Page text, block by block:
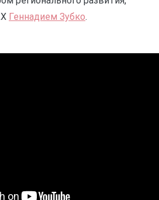
Геннадием Зубко.